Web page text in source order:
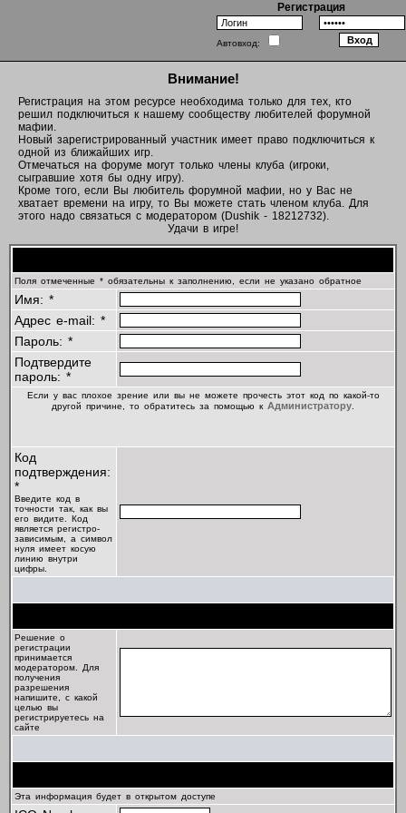
Регистрация
Автовход:
Внимание!
Регистрация на этом ресурсе необходима только для тех, кто
решил подключиться к нашему сообществу любителей форумной
мафии.
Новый зарегистрированный участник имеет право подключиться к
одной из ближайших игр.
Отмечаться на форуме могут только члены клуба (игроки,
сыгравшие хотя бы одну игру).
Кроме того, если Вы любитель форумной мафии, но у Вас не
хватает времени на игру, то Вы можете стать членом клуба. Для
этого надо связаться с модератором (Dushik - 18212732).
Удачи в игре!
Поля отмеченные * обязательны к заполнению, если не указано обратное
Имя: *
Адрес e-mail: *
Пароль: *
Подтвердите
пароль: *
Если у вас плохое зрение или вы не можете прочесть этот код по какой-то
другой причине, то обратитесь за помощью к Администратору
Код
подтверждения:
*
Введите код в
точности так, как вы
его видите. Код
является регистро-
зависимым, а символ
нуля имеет косую
линию внутри
цифры.
Решение о
регистрации
принимается
модератором. Для
получения
разрешения
напишите, с какой
целью вы
регистрируетесь на
сайте
Эта информация будет в открытом доступе